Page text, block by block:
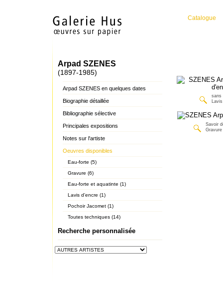
Catalogue
Arpad SZENES
(1897-1985)
Arpad SZENES en quelques dates
Biographie détaillée
Bibliographie sélective
Principales expositions
Notes sur l'artiste
Oeuvres disponibles
Eau-forte (5)
Gravure (6)
Eau-forte et aquatinte (1)
Lavis d'encre (1)
Pochoir Jacomet (1)
Toutes techniques (14)
Recherche personnalisée
sans
Savoir
Gravure